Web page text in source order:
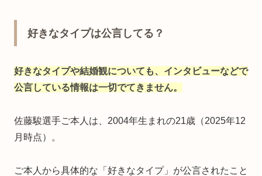
好きなタイプは公言してる？
好きなタイプや結婚観についても、インタビューなどで
公言している情報は一切でてきません。
佐藤駿選手ご本人は、2004年生まれの21歳（2025年12
月時点）。
ご本人から具体的な「好きなタイプ」が公言されたこと